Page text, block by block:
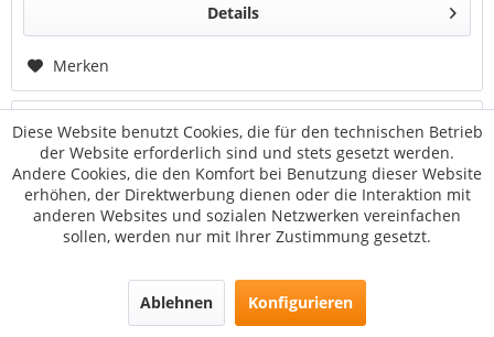
Details
Merken
110 Melange Unipanel Cap
Diese Website benutzt Cookies, die für den technischen Betrieb
der Website erforderlich sind und stets gesetzt werden.
Andere Cookies, die den Komfort bei Benutzung dieser Website
erhöhen, der Direktwerbung dienen oder die Interaktion mit
anderen Websites und sozialen Netzwerken vereinfachen
sollen, werden nur mit Ihrer Zustimmung gesetzt.
Ablehnen Konfigurieren